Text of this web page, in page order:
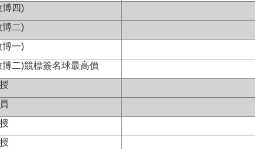
博四)
博二)
博一)
博二)競標簽名球最高價